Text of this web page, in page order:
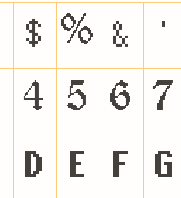
$ % & '
4 5 6 7
D E F G